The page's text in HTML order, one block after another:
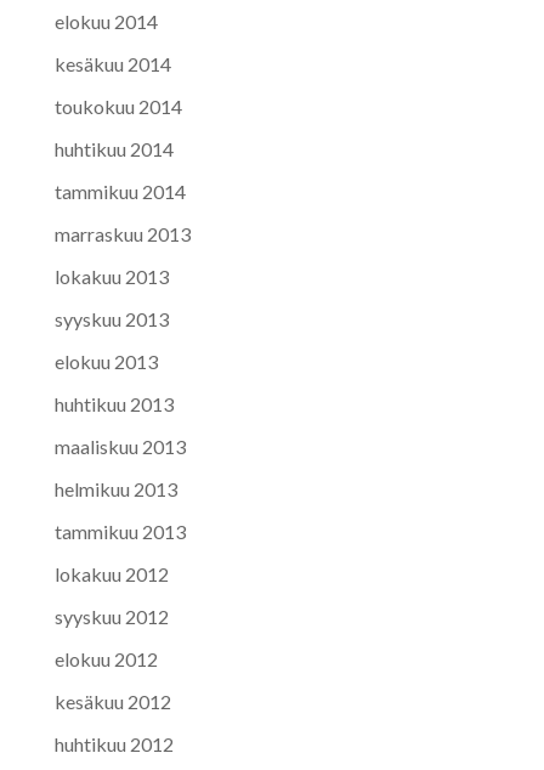
elokuu 2014
kesäkuu 2014
toukokuu 2014
huhtikuu 2014
tammikuu 2014
marraskuu 2013
lokakuu 2013
syyskuu 2013
elokuu 2013
huhtikuu 2013
maaliskuu 2013
helmikuu 2013
tammikuu 2013
lokakuu 2012
syyskuu 2012
elokuu 2012
kesäkuu 2012
huhtikuu 2012